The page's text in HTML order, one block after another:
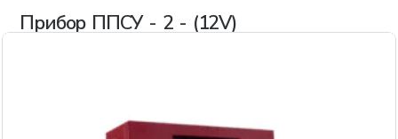
Прибор ППСУ - 2 - (12V)